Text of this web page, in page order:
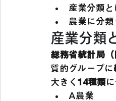
産業分類と
農業に分
産業分類
総務省統計局（
質的グループに
大きく 14種類
A農業